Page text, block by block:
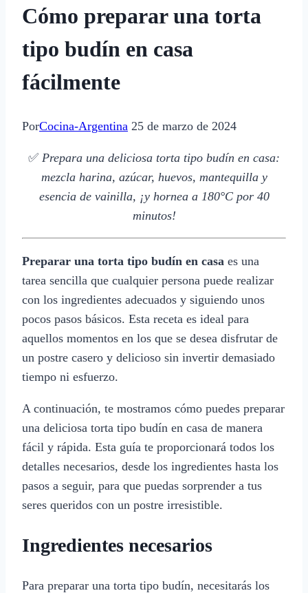
Cómo preparar una torta
tipo budín en casa
fácilmente
PorCocina-Argentina 25 de marzo de 2024
✅ Prepara una deliciosa torta tipo budín en casa:
mezcla harina, azúcar, huevos, mantequilla y
esencia de vainilla, ¡y hornea a 180°C por 40
minutos!
Preparar una torta tipo budín en casa es una
tarea sencilla que cualquier persona puede realizar
con los ingredientes adecuados y siguiendo unos
pocos pasos básicos. Esta receta es ideal para
aquellos momentos en los que se desea disfrutar de
un postre casero y delicioso sin invertir demasiado
tiempo ni esfuerzo.
A continuación, te mostramos cómo puedes preparar
una deliciosa torta tipo budín en casa de manera
fácil y rápida. Esta guía te proporcionará todos los
detalles necesarios, desde los ingredientes hasta los
pasos a seguir, para que puedas sorprender a tus
seres queridos con un postre irresistible.
Ingredientes necesarios
Para preparar una torta tipo budín, necesitarás los